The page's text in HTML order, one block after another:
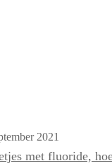
2021
met fluoride,